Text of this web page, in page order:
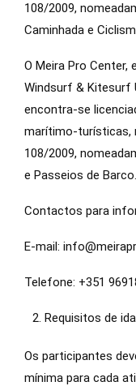
108/2009,
Caminhada e
O Meira Pro Center,
Windsurf & Kitesurf
encontra-se
marítimo-turísticas,
108/2009,
e Passeios de Barco.
Contactos para
E-mail:
Telefone: +351
Requisitos de
Os participantes
mínima para cada